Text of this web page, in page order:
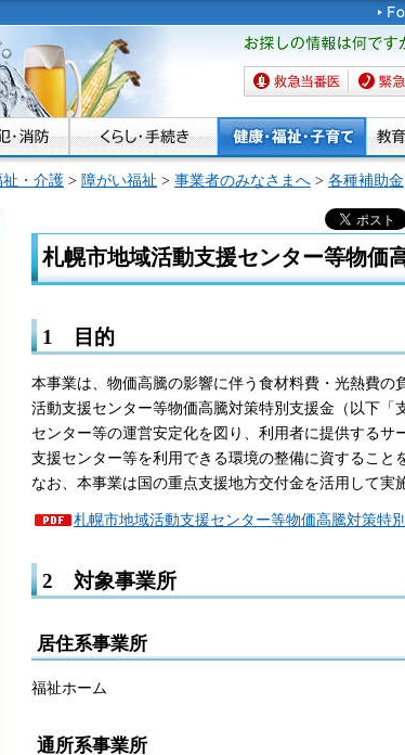
お探しの情報は何です
か。
救急当番医 緊急時
祉・介護 > 障がい福祉 > 事業者のみなさまへ > 各種補助金
札幌市地域活動支援センター等物価
1 目的
本事業は、物価高騰の影響に伴う食材料費・光熱費
活動支援センター等物価高騰対策特別支援金（以下
センター等の運営安定化を図り、利用者に提供する
支援センター等を利用できる環境の整備に資すること
なお、本事業は国の重点支援地方交付金を活用して実
札幌市地域活動支援センター等物価高騰対策特
2 対象事業所
居住系事業所
福祉ホーム
通所系事業所